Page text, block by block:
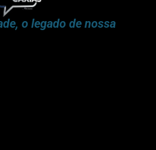
o legado de nossa